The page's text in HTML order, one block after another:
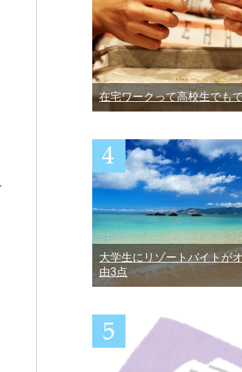
在宅ワークって高校生でも
大学生にリゾートバイトが
由3点